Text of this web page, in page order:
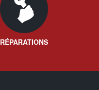
RÉPARATIONS